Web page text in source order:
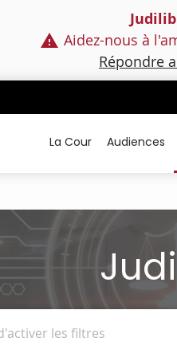
Aidez-nous à
Répondre
La Cour Audiences